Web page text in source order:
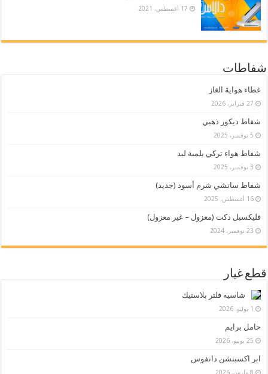
17 أغسطس، 2021
شفاطات
غطاء هواية الغاز
27 فبراير، 2026
شفاط ديكور ذهبي
5 نوفمبر، 2025
شفاط هواء تركي بلمبة ليد
3 نوفمبر، 2025
شفاط سانشي شرم أسود (جديد)
16 أغسطس، 2025
فليكسبل دكت (معزول – غير معزول)
23 نوفمبر، 2024
قطع غيار
شاسيه فلتر بلاستيك
1 يوليو، 2026
حامل برايم
25 يونيو، 2026
ابر اكسبنشن دانفوس
8 مارس، 2026